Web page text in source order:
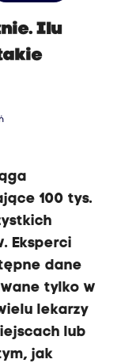
Ilu
100 tys.
Eksperci
dane
tylko w
lekarzy
lub
jak